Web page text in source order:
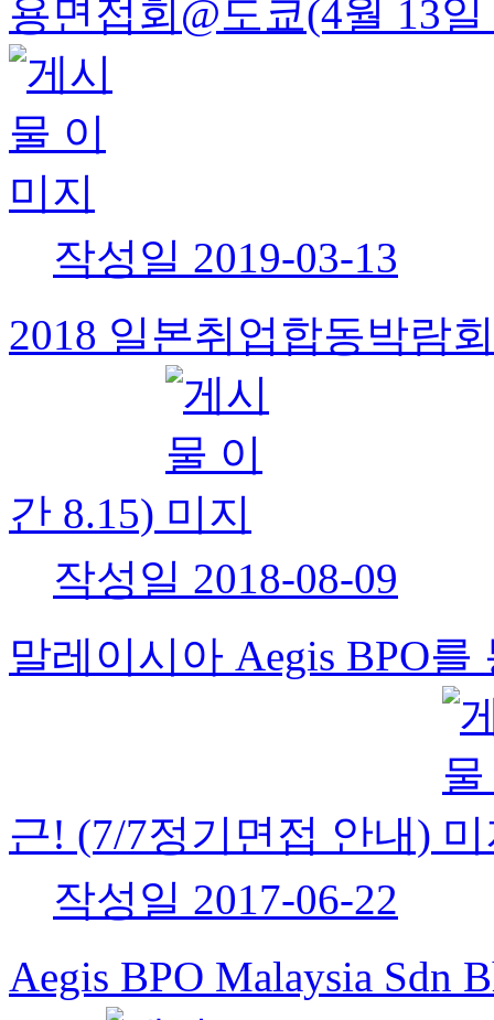
용면접회@도쿄(4월 13
작성일 2019-03-13
2018 일본취업합동박람
간 8.15)
작성일 2018-08-09
말레이시아 Aegis BPO
근! (7/7정기면접 안내)
작성일 2017-06-22
Aegis BPO Malaysia Sdn